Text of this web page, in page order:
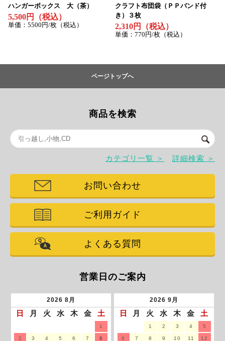
ハンガーボックス 大（茶）
5,500円（税込）
単価：5500円/枚（税込）
クラフト布団袋（ＰＰバンド付
き）３枚
2,310円（税込）
単価：770円/枚（税込）
ページトップへ
商品を検索
カテゴリ一覧 ＞ 詳細検索 ＞
お問い合わせ
ご利用ガイド
よくある質問
営業日のご案内
2026 8月
日 月 火 水 木 金 土
1
2 3 4 5 6 7 8
2026 9月
日 月 火 水 木 金 土
1 2 3 4 5
6 7 8 9 10 11 12